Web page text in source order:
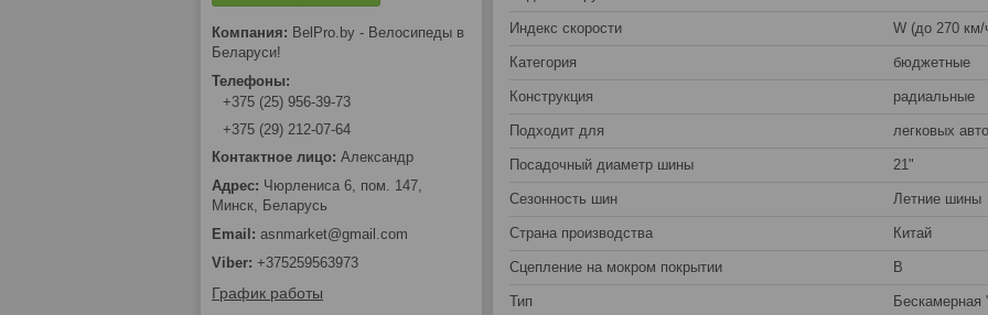
Индекс скорости W (до 270 км/
Категория бюджетные
Конструкция радиальные
Подходит для легковых
Посадочный диаметр шины 21"
Сезонность шин Летние шины
Страна производства Китай
Сцепление на мокром покрытии B
Тип Бескамерная
BelPro.by - Велосипеды в
Беларуси!
+375 (25) 956-39-73
+375 (29) 212-07-64
Александр
Чюрлениса 6, пом. 147,
Минск, Беларусь
asnmarket@gmail.com
+375259563973
График работы